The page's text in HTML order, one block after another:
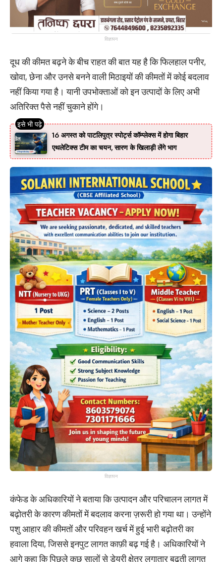
विज्ञापन
दूध की कीमत बढ़ने के बीच राहत की बात यह है कि फिलहाल पनीर,
खोवा, छेना और उनसे बनने वाली मिठाइयों की कीमतों में कोई बदलाव
नहीं किया गया है। यानी उपभोक्ताओं को इन उत्पादों के लिए अभी
अतिरिक्त पैसे नहीं चुकाने होंगे।
16 अगस्त को पाटलिपुत्र स्पोर्ट्स कॉम्प्लेक्स में होगा बिहार
एथलेटिक्स टीम का चयन, सारण के खिलाड़ी लेंगे भाग
विज्ञापन
कंफेड के अधिकारियों ने बताया कि उत्पादन और परिचालन लागत में
बढ़ोतरी के कारण कीमतों में बदलाव करना ज़रूरी हो गया था। उन्होंने
पशु आहार की कीमतों और परिवहन खर्च में हुई भारी बढ़ोतरी का
हवाला दिया, जिससे इनपुट लागत काफ़ी बढ़ गई है। अधिकारियों ने
आगे कहा कि पिछले कुछ सालों से डेयरी क्षेत्र लगातार बढ़ती लागत